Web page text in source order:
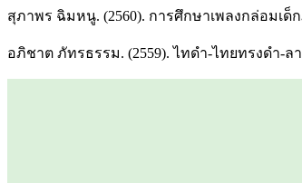
สุภาพร ฉิมหนู. (2560). การศึกษาเพลงกล่อม
อภิชาต ภัทรธรรม. (2559). ไทดำ-ไทยทรงดำ-ล